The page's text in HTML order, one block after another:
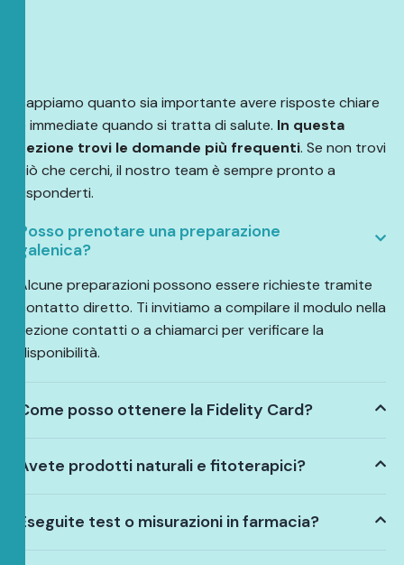
Sappiamo quanto sia importante avere risposte chiare
e immediate quando si tratta di salute. In questa
sezione trovi le domande più frequenti. Se non trovi
ciò che cerchi, il nostro team è sempre pronto a
risponderti.
Posso prenotare una preparazione
galenica?
Alcune preparazioni possono essere richieste tramite
contatto diretto. Ti invitiamo a compilare il modulo nella
sezione contatti o a chiamarci per verificare la
disponibilità.
Come posso ottenere la Fidelity Card?
Avete prodotti naturali e fitoterapici?
Eseguite test o misurazioni in farmacia?